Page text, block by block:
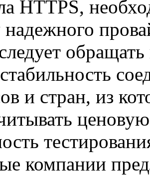
HTTPS,
надежного
и стран, из
компании